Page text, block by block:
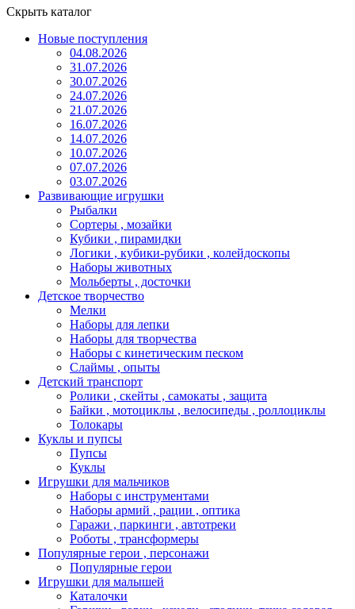
Скрыть каталог
Новые поступления
04.08.2026
31.07.2026
30.07.2026
24.07.2026
21.07.2026
16.07.2026
14.07.2026
10.07.2026
07.07.2026
03.07.2026
Развивающие игрушки
Рыбалки
Сортеры , мозайки
Кубики , пирамидки
Логики , кубики-рубики , колейдоскопы
Наборы животных
Мольберты , досточки
Детское творчество
Мелки
Наборы для лепки
Наборы для творчества
Наборы с кинетическим песком
Слаймы , опыты
Детский транспорт
Ролики , скейты , самокаты , защита
Байки , мотоциклы , велосипеды , роллоциклы
Толокары
Куклы и пупсы
Пупсы
Куклы
Игрушки для мальчиков
Наборы с инструментами
Наборы армий , рации , оптика
Гаражи , паркинги , автотреки
Роботы , трансформеры
Популярные герои , персонажи
Популярные герои
Игрушки для малышей
Каталочки